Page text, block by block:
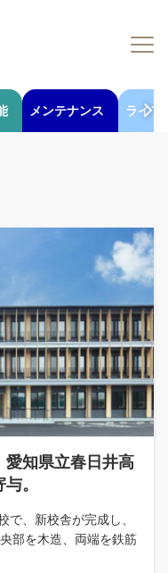
メンテナンス ライフ
愛知県立春日井高
。
、新校舎が完成し、
部を木造、両端を鉄筋